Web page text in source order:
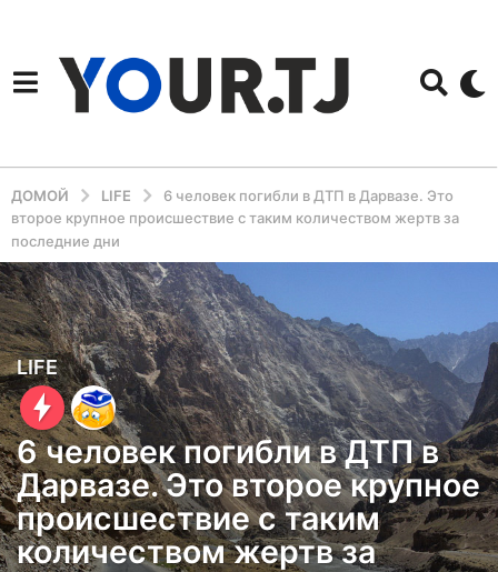
ДОМОЙ LIFE
6 человек погибли в ДТП в Дарвазе. Это
второе крупное происшествие с таким количеством жертв за
последние дни
3
г
о
д
а
н
а
LIFE
6 человек погибли в ДТП в
Дарвазе. Это второе крупное
происшествие с таким
количеством жертв за